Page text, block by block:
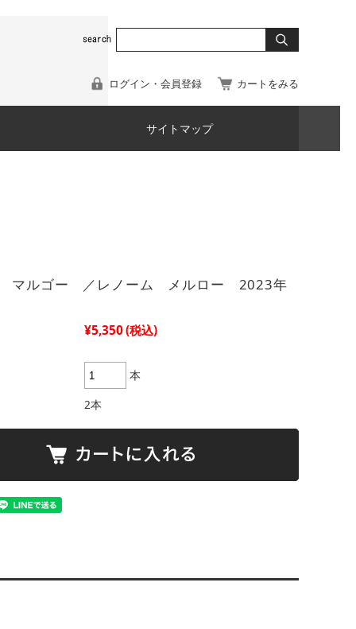
ログイン・会員登録 カートをみる
サイトマップ
マルゴー ／レノーム メルロー 2023年
¥5,350(税込)
本
2本